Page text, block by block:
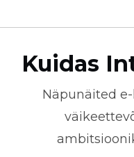
Kuidas
Näpunäited